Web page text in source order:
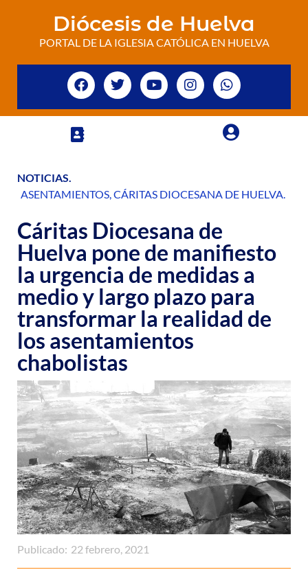
Diócesis de Huelva
PORTAL DE LA IGLESIA CATÓLICA EN HUELVA
NOTICIAS.
ASENTAMIENTOS,CÁRITAS DIOCESANA DE HUELVA.
Cáritas Diocesana de
Huelva pone de manifiesto
la urgencia de medidas a
medio y largo plazo para
transformar la realidad de
los asentamientos
chabolistas
Publicado: 22 febrero, 2021